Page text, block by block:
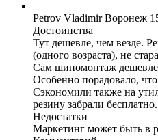
Petrov Vladimir Воронеж
Достоинства
Тут дешевле, чем везде.
(одного возраста), не
Сам шиномонтаж дешевле,
Особенно порадовало,
Сэкономили также на
резину забрали бесплатно.
Недостатки
Маркетинг может быть в